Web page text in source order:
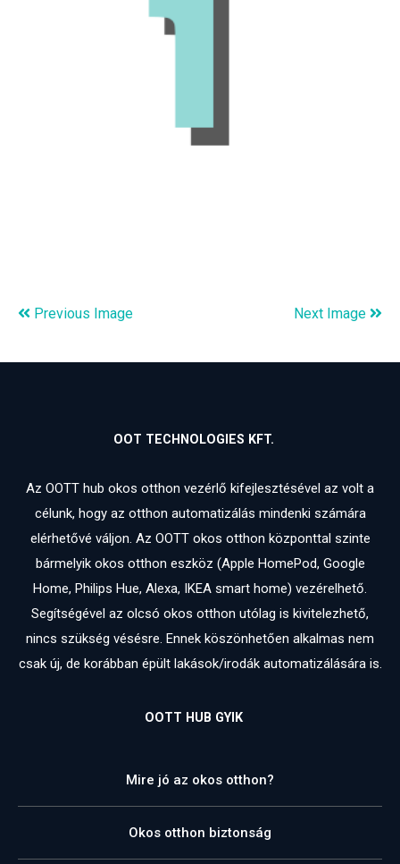
Previous Image Next Image
OOT TECHNOLOGIES KFT.
Az OOTT hub okos otthon vezérlő kifejlesztésével az volt a
célunk, hogy az otthon automatizálás mindenki számára
elérhetővé váljon. Az OOTT okos otthon központtal szinte
bármelyik okos otthon eszköz (Apple HomePod, Google
Home, Philips Hue, Alexa, IKEA smart home) vezérelhető.
Segítségével az olcsó okos otthon utólag is kivitelezhető,
nincs szükség vésésre. Ennek köszönhetően alkalmas nem
csak új, de korábban épült lakások/irodák automatizálására is.
OOTT HUB GYIK
Mire jó az okos otthon?
Okos otthon biztonság